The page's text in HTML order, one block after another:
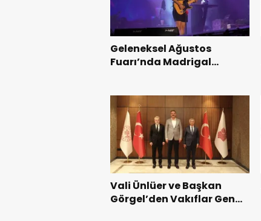
Geleneksel Ağustos
Fuarı’nda Madrigal
Vali Ünlüer ve Başkan
Görgel’den Vakıflar Genel